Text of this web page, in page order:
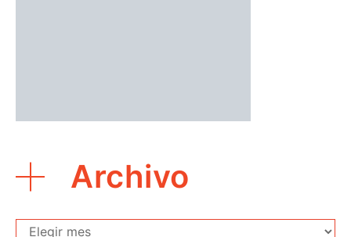
Archivo
Archivo